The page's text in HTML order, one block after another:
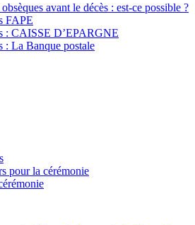
avant le décès : est-ce possible ?
FAPE
: CAISSE D’EPARGNE
: La Banque postale
pour la cérémonie